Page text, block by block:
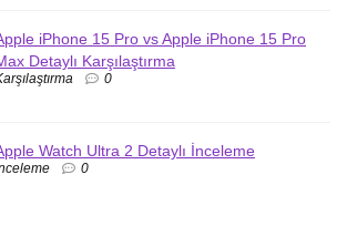
iPhone 15 Pro vs Apple iPhone 15 Pro
Detaylı Karşılaştırma
0
Watch Ultra 2 Detaylı İnceleme
0